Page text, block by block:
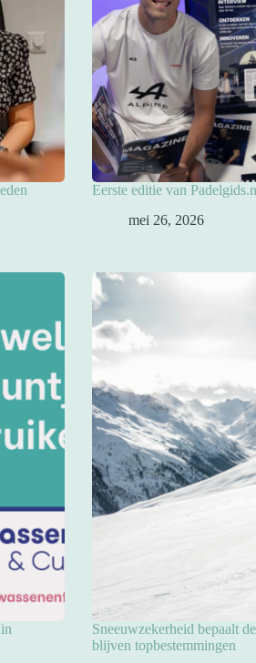
Eerste editie van
mei 26, 2026
Sneeuwzekerheid bepaalt
blijven topbestemmingen